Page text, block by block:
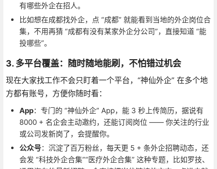
有哪些外企在招人。
比如想在成都找外企，点 “成都” 就能看到当地的外企岗位合
集，不用再猜 “成都有没有某家外企分公司”，直接知道 “能
投哪些”。
3. 多平台覆盖：随时随地能刷，不怕错过机会
现在大家找工作不会只盯着一个平台，“神仙外企” 在多个地
方都有账号，方便你随时看：
App：专门的 “神仙外企” App，能 3 秒上传简历，据说有
8000 + 名企会主动邀约，还能订阅岗位 —— 你关注的行业
或公司发新岗了，会提醒你。
公众号：沉淀了百万粉丝，每天更 5 + 条外企招聘动态，还
会发 “科技外企合集”“医疗外企合集” 这种专题，比如罗技、